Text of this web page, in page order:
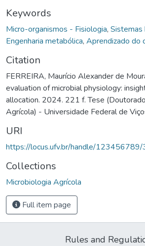
Keywords
Micro-organismos - Fisiologia, Sistemas
Engenharia metabólica, Aprendizado do
Citation
FERREIRA, Maurício Alexander de
evaluation of microbial physiology:
allocation. 2024. 221 f. Tese
Agrícola) - Universidade Federal de
URI
https://locus.ufv.br/handle/
Collections
Microbiologia Agrícola
Full item page
Rules and